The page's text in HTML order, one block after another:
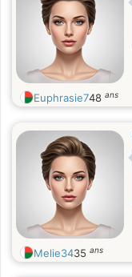
Euphrasie748 ans
Melie3435 ans